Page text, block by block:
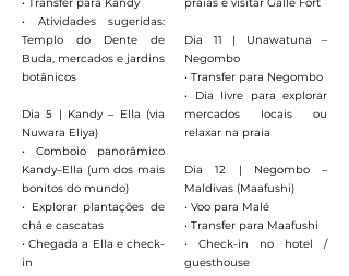
• Atividades sugeridas:
Templo do Dente de
Buda, mercados e jardins
botânicos
Dia 5 | Kandy – Ella (via
Nuwara Eliya)
• Comboio panorâmico
Kandy–Ella (um dos mais
bonitos do mundo)
• Explorar plantações de
chá e cascatas
• Chegada a Ella e check-
in
Dia 11 | Unawatuna –
Negombo
• Transfer para Negombo
• Dia livre para explorar
mercados locais ou
relaxar na praia
Dia 12 | Negombo –
Maldivas (Maafushi)
• Voo para Malé
• Transfer para Maafushi
• Check-in no hotel /
guesthouse